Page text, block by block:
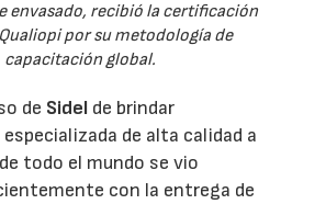
envasado, recibió la certificación
por su metodología de
capacitación global.
de Sidel de brindar
de alta calidad a
todo el mundo se vio
con la entrega de